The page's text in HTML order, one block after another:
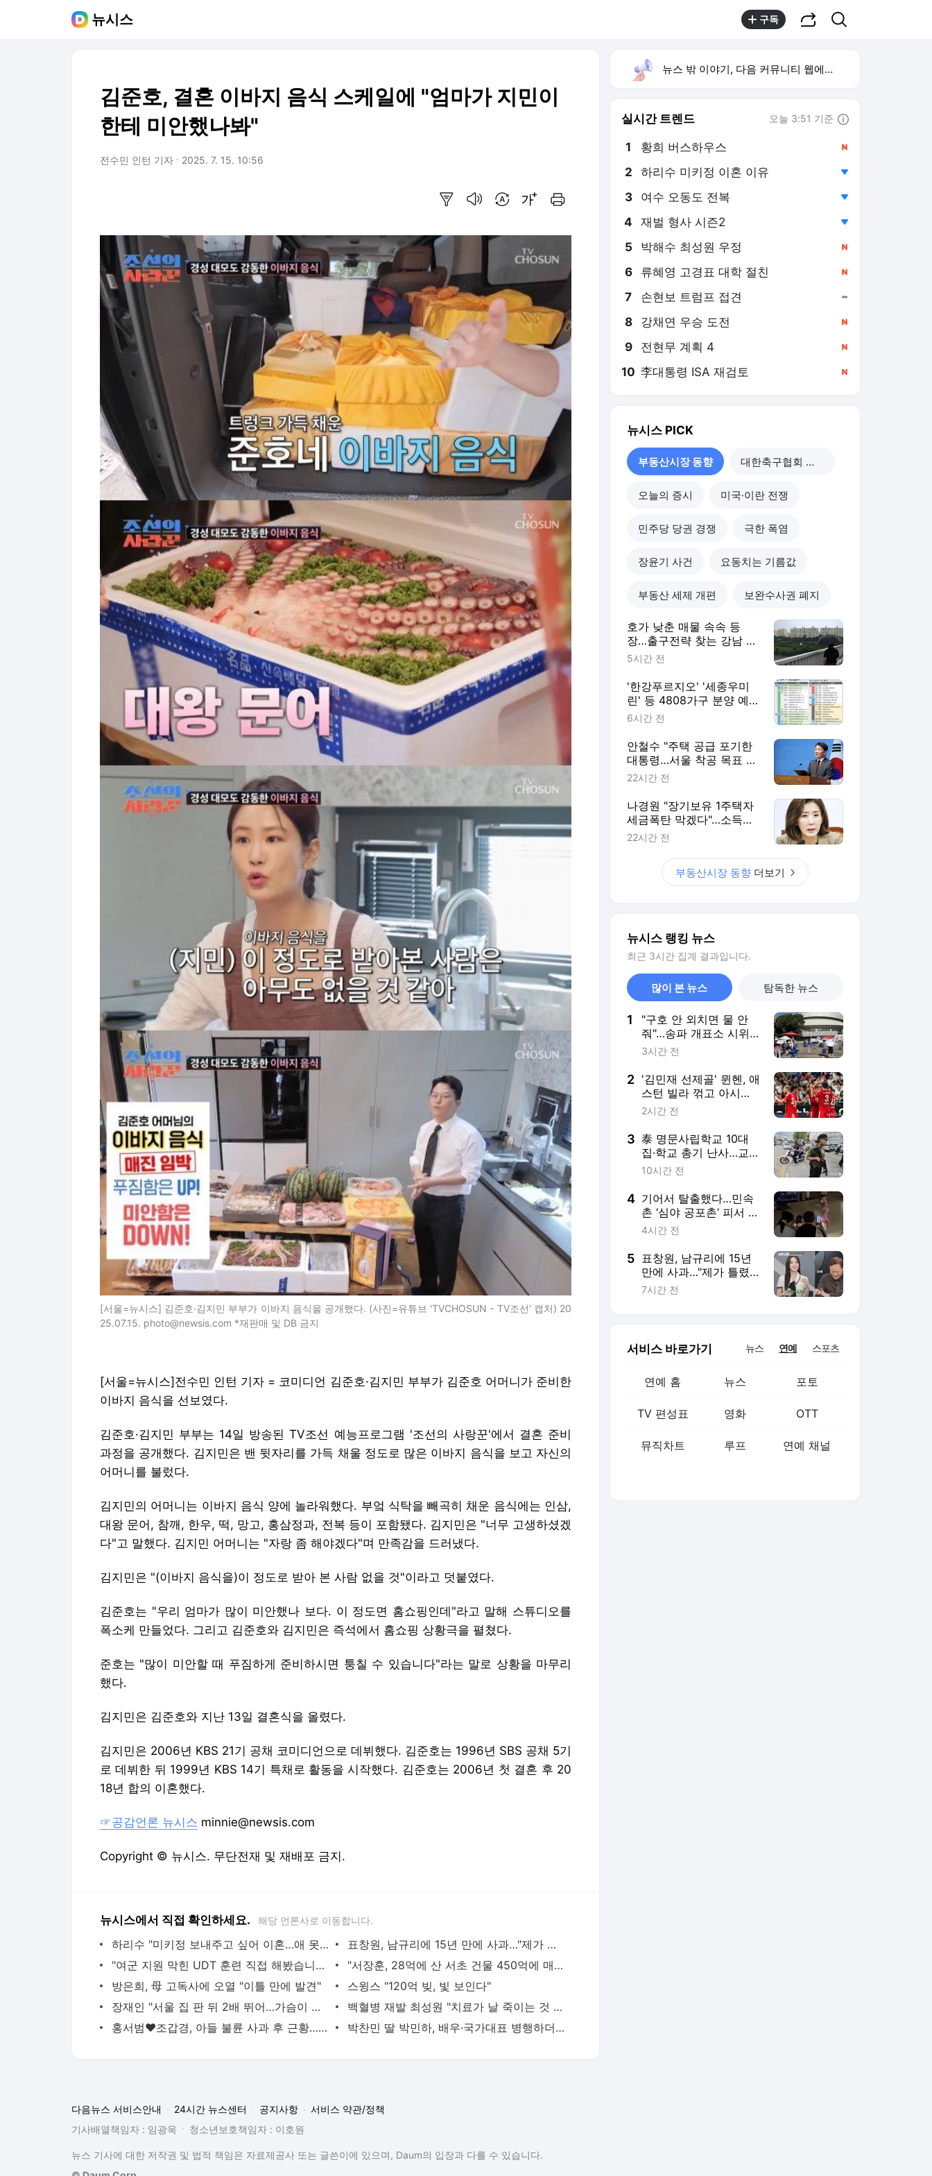
뉴시스 구독
김준호, 결혼 이바지 음식 스케일에 "엄마가 지민이
한테 미안했나봐"
전수민 인턴 기자 2025. 7. 15. 10:56
[서울=뉴시스] 김준호·김지민 부부가 이바지 음식을 공개했다. (사진=유튜브 'TVCHOSUN - TV조선' 캡처) 20
25.07.15. photo@newsis.com *재판매 및 DB 금지
[서울=뉴시스]전수민 인턴 기자 = 코미디언 김준호·김지민 부부가 김준호 어머니가 준비한
이바지 음식을 선보였다.
김준호·김지민 부부는 14일 방송된 TV조선 예능프로그램 '조선의 사랑꾼'에서 결혼 준비
과정을 공개했다. 김지민은 밴 뒷자리를 가득 채울 정도로 많은 이바지 음식을 보고 자신의
어머니를 불렀다.
김지민의 어머니는 이바지 음식 양에 놀라워했다. 부엌 식탁을 빼곡히 채운 음식에는 인삼,
대왕 문어, 참깨, 한우, 떡, 망고, 홍삼정과, 전복 등이 포함됐다. 김지민은 "너무 고생하셨겠
다"고 말했다. 김지민 어머니는 "자랑 좀 해야겠다"며 만족감을 드러냈다.
김지민은 "(이바지 음식을)이 정도로 받아 본 사람 없을 것"이라고 덧붙였다.
김준호는 "우리 엄마가 많이 미안했나 보다. 이 정도면 홈쇼핑인데"라고 말해 스튜디오를
폭소케 만들었다. 그리고 김준호와 김지민은 즉석에서 홈쇼핑 상황극을 펼쳤다.
준호는 "많이 미안할 때 푸짐하게 준비하시면 퉁칠 수 있습니다"라는 말로 상황을 마무리
했다.
김지민은 김준호와 지난 13일 결혼식을 올렸다.
김지민은 2006년 KBS 21기 공채 코미디언으로 데뷔했다. 김준호는 1996년 SBS 공채 5기
로 데뷔한 뒤 1999년 KBS 14기 특채로 활동을 시작했다. 김준호는 2006년 첫 결혼 후 20
18년 합의 이혼했다.
☞공감언론 뉴시스 minnie@newsis.com
Copyright © 뉴시스. 무단전재 및 재배포 금지.
뉴시스에서 직접 확인하세요. 해당 언론사로 이동합니다.
하리수 "미키정 보내주고 싶어 이혼…애 못 낳아 미안했다"
표창원, 남규리에 15년 만에 사과…"제가 틀렸습니다"
"여군 지원 막힌 UDT 훈련 직접 해봤습니다"…707 출신 女유튜버 '완벽 소화'
"서장훈, 28억에 산 서초 건물 450억에 매물로"
방은희, 母 고독사에 오열 "이틀 만에 발견"
스윙스 "120억 빚, 빛 보인다"
장재인 "서울 집 판 뒤 2배 뛰어…가슴이 찢어진다"
백혈병 재발 최성원 "치료가 날 죽이는 것 같았다" 눈물
홍서범♥조갑경, 아들 불륜 사과 후 근황…밝은 미소
박찬민 딸 박민하, 배우·국가대표 병행하더니…여유로운 근황 공개
뉴스 밖 이야기, 다음 커뮤니티 웹에서 보기
실시간 트렌드 오늘 3:51 기준
1 황희 버스하우스
2 하리수 미키정 이혼 이유
3 여수 오동도 전복
4 재벌 형사 시즌2
5 박해수 최성원 우정
6 류혜영 고경표 대학 절친
7 손현보 트럼프 접견
8 강채연 우승 도전
9 전현무 계획 4
10 李대통령 ISA 재검토
뉴시스 PICK
부동산시장 동향 대한축구협회 개혁
오늘의 증시 미국·이란 전쟁
민주당 당권 경쟁 극한 폭염
장윤기 사건 요동치는 기름값
부동산 세제 개편 보완수사권 폐지
호가 낮춘 매물 속속 등
장…출구전략 찾는 강남 집
주인들[세제 개편, 그 이후
5시간 전
'한강푸르지오' '세종우미
린' 등 4808가구 분양 예정
[분양캘린더]
6시간 전
안철수 "주택 공급 포기한
대통령…서울 착공 목표 달
성률 19% 그쳐"
22시간 전
나경원 "장기보유 1주택자
세금폭탄 막겠다"…소득세
법 개정안 발의
22시간 전
부동산시장 동향 더보기
뉴시스 랭킹 뉴스
최근 3시간 집계 결과입니다.
많이 본 뉴스 탐독한 뉴스
1
"구호 안 외치면 물 안
줘"…송파 개표소 시위,
폭염에 동력 뚝[현장]
3시간 전
2 '김민재 선제골' 뮌헨, 애
스턴 빌라 꺾고 아시아
투어 2연승
2시간 전
3 泰 명문사립학교 10대
집·학교 총기 난사…교사
·학생 등 9명 사망(종합
10시간 전
4 기어서 탈출했다…민속
촌 ‘심야 공포촌’ 피서 열
풍[출동!인턴]
4시간 전
5 표창원, 남규리에 15년
만에 사과…"제가 틀렸
습니다"
7시간 전
서비스 바로가기 뉴스 연예 스포츠
연예 홈 뉴스 포토
TV 편성표 영화 OTT
뮤직차트 루프 연예 채널
다음뉴스 서비스안내 24시간 뉴스센터 공지사항
서비스 약관/정책
기사배열책임자 : 임광욱
청소년보호책임자 : 이호원
뉴스 기사에 대한 저작권 및 법적 책임은 자료제공사 또는 글쓴이에 있으며, Daum의 입장과 다를 수 있습니다.